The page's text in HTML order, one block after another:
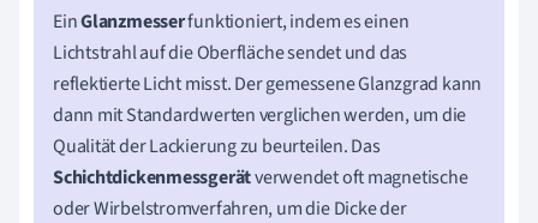
EinGlanzmesserfunktioniert, indem es einen
Lichtstrahl auf die Oberfläche sendet und das
reflektierte Licht misst. Der gemessene Glanzgrad kann
dann mit Standardwerten verglichen werden, um die
Qualität der Lackierung zu beurteilen. Das
Schichtdickenmessgerätverwendet oft magnetische
oder Wirbelstromverfahren, um die Dicke der